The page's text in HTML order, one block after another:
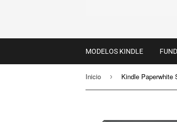
MODELOS KINDLE
Inicio ›